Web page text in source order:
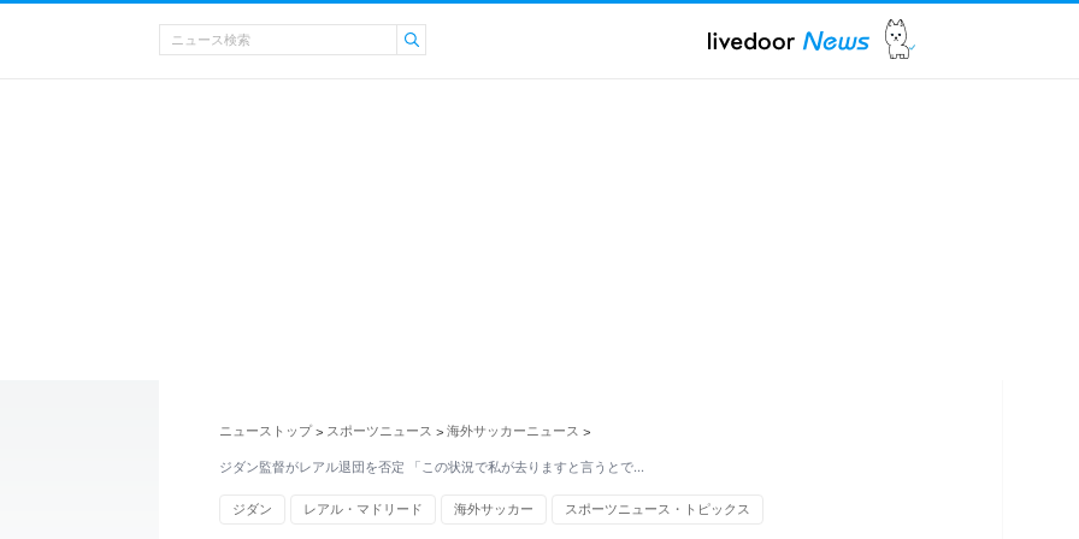
ニューストップ > スポーツニュース > 海外サッカーニュース >
ジダン監督がレアル退団を否定 「この状況で私が去りますと言うとで…
ジダン レアル・マドリード 海外サッカー スポーツニュース・トピックス